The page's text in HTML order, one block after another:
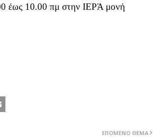
έως 10.00 πμ στην ΙΕΡΆ μονή
ΕΠΌΜΕΝΟ ΘΈΜΑ